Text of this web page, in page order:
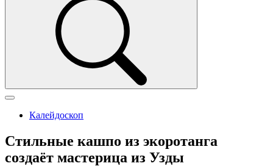
Калейдоскоп
Стильные кашпо из экоротанга
создаёт мастерица из Узды